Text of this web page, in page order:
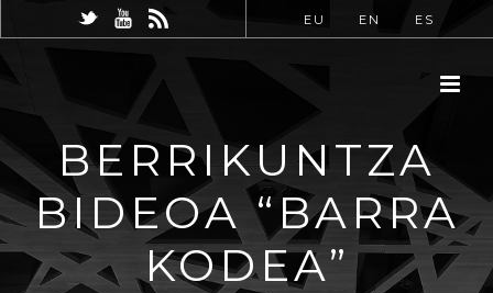
EU EN ES
BERRIKUNTZA
BIDEOA “BARRA
KODEA”